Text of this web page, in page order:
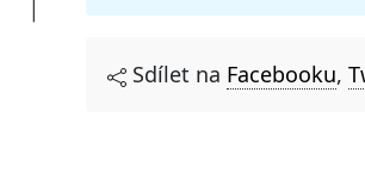
Sdílet na Facebooku,